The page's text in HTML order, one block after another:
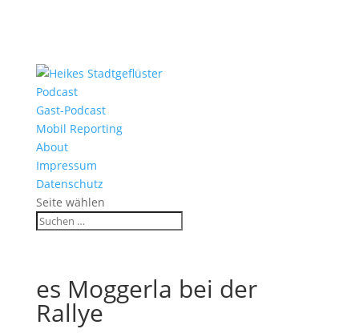
Podcast
Gast-Podcast
Mobil Reporting
About
Impressum
Datenschutz
Seite wählen
es Moggerla bei der
Rallye